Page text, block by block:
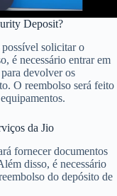
Deposit?
possível solicitar o
é necessário entrar em
devolver os
O reembolso será feito
da Jio
fornecer documentos
disso, é necessário
do depósito de